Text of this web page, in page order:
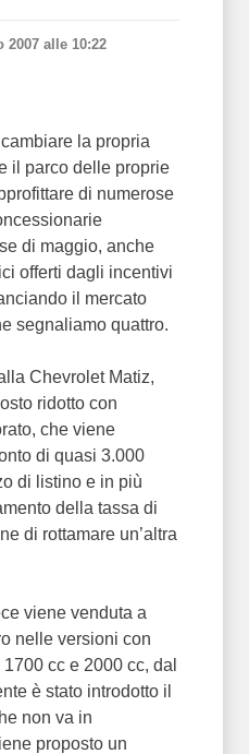
2007 alle 10:22
la propria
il parco delle proprie
di numerose
di maggio, anche
offerti dagli incentivi
il mercato
segnaliamo quattro.
Chevrolet Matiz,
ridotto con
che viene
di quasi 3.000
di listino e in più
della tassa di
di rottamare un’altra
viene venduta a
nelle versioni con
cc e 2000 cc, dal
è stato introdotto il
non va in
proposto un